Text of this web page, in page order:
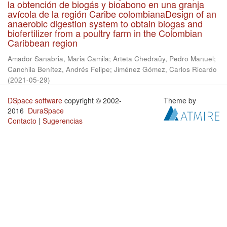
la obtención de biogás y bioabono en una granja
avícola de la región Caribe colombianaDesign of an
anaerobic digestion system to obtain biogas and
biofertilizer from a poultry farm in the Colombian
Caribbean region
Amador Sanabria, Maria Camila; Arteta Chedraüy, Pedro Manuel;
Canchila Benítez, Andrés Felipe; Jiménez Gómez, Carlos Ricardo
(2021-05-29)
DSpace software copyright © 2002-
2016 DuraSpace
Contacto | Sugerencias
Theme by